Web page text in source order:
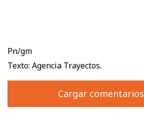
Pn/gm
Texto: Agencia Trayectos.
Cargar comentarios